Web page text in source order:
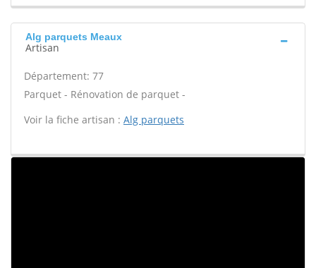
Alg parquets Meaux
Artisan
Département: 77
Parquet - Rénovation de parquet -
Voir la fiche artisan : Alg parquets